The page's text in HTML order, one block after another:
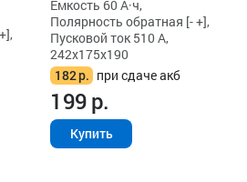
Ёмкость 60 А·ч,
Полярность обратная [- +],
Пусковой ток 510 А,
242x175x190
182р. при сдаче акб
199р.
Купить